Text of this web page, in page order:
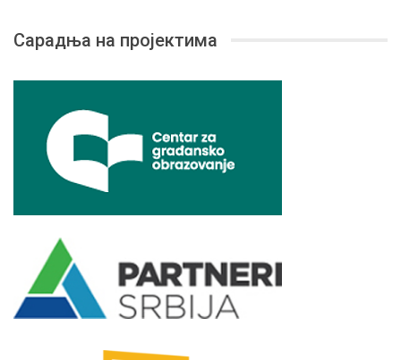
Сарадња на пројектима